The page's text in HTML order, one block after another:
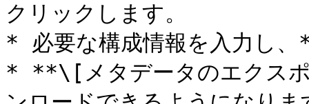
クリックします。
* 必要な構成情報を入力し
* **\[メタデータのエクス